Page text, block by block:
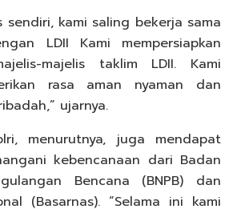
sendiri, kami saling bekerja sama
LDII Kami mempersiapkan
majelis taklim LDII. Kami
rasa aman nyaman dan
ujarnya.
menurutnya, juga mendapat
kebencanaan dari Badan
Bencana (BNPB) dan
(Basarnas). “Selama ini kami